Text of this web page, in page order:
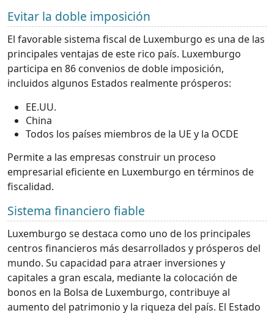
Evitar la doble imposición
El favorable sistema fiscal de Luxemburgo es una de las
principales ventajas de este rico país. Luxemburgo
participa en 86 convenios de doble imposición,
incluidos algunos Estados realmente prósperos:
EE.UU.
China
Todos los países miembros de la UE y la OCDE
Permite a las empresas construir un proceso
empresarial eficiente en Luxemburgo en términos de
fiscalidad.
Sistema financiero fiable
Luxemburgo se destaca como uno de los principales
centros financieros más desarrollados y prósperos del
mundo. Su capacidad para atraer inversiones y
capitales a gran escala, mediante la colocación de
bonos en la Bolsa de Luxemburgo, contribuye al
aumento del patrimonio y la riqueza del país. El Estado